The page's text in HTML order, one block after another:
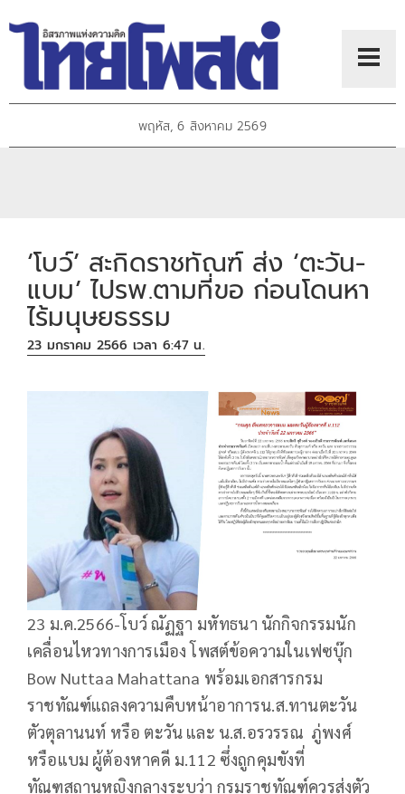
พฤหัส, 6 สิงหาคม 2569
‘โบว์’ สะกิดราชทัณฑ์ ส่ง ‘ตะวัน-
แบม’ ไปรพ.ตามที่ขอ ก่อนโดนหา
ไร้มนุษยธรรม
23 มกราคม 2566 เวลา 6:47 น.
23 ม.ค.2566-โบว์ ณัฏฐา มหัทธนา นักกิจกรรมนัก
เคลื่อนไหวทางการเมือง โพสต์ข้อความในเฟซบุ๊ก​
Bow Nuttaa Mahattana พร้อมเอกสารกรม
ราชทัณฑ์แถลงความคืบหน้าอาการน.ส.ทานตะวัน
ตัวตุลานนท์ หรือ ตะวัน และ น.ส.อรวรรณ ภู่พงศ์
หรือแบม ผู้ต้องหาคดี ม.112 ซึ่งถูกคุมขังที่
ทัณฑสถานหญิงกลางระบุว่า กรมราชทัณฑ์ควรส่งตัว